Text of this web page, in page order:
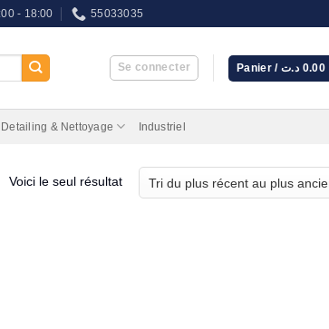
- 18:00 55033035
Se connecter Panier / 0.00 د.ت
Detailing & Nettoyage Industriel
Voici le seul résultat